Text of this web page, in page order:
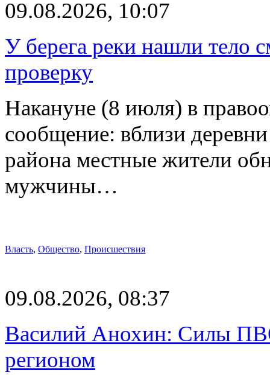
09.08.2026, 10:07
У берега реки нашли тело
проверку
Накануне (8 июля) в
сообщение: вблизи
района местные жители
мужчины…
Власть, Общество, Происшествия
09.08.2026, 08:37
Василий Анохин: Силы
регионом